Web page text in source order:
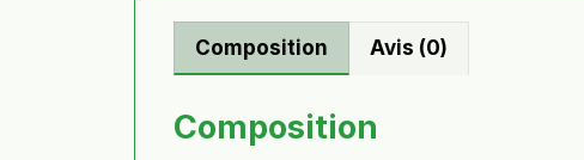
Composition Avis (0)
Composition